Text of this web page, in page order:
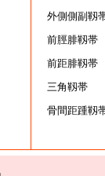
外側側副靱
前脛腓靱帯
前距腓靱帯
三角靱帯
骨間距踵靱